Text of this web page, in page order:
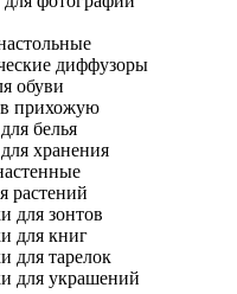
диффузоры
обуви
прихожую
белья
хранения
растений
для зонтов
для книг
для тарелок
для украшений